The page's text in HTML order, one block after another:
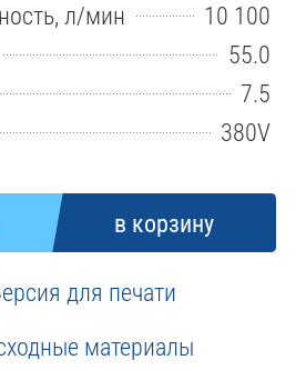
л/мин
10 100
55.0
7.5
380V
для печати
материалы